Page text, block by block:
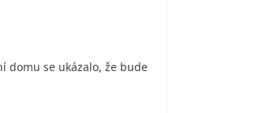
domu se ukázalo, že bude